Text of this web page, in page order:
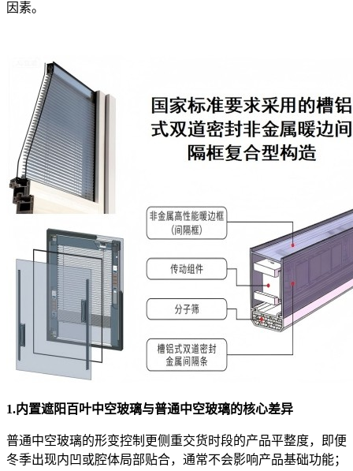
因素。
1.内置遮阳百叶中空玻璃与普通中空玻璃的核心差异
普通中空玻璃的形变控制更侧重交货时段的产品平整度，即便
冬季出现内凹或腔体局部贴合，通常不会影响产品基础功能；